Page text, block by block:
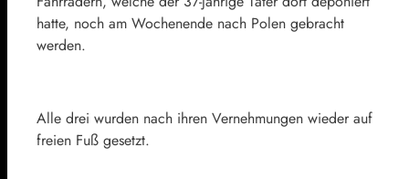
hatte, noch am Wochenende nach Polen gebracht
werden.
Alle drei wurden nach ihren Vernehmungen wieder auf
freien Fuß gesetzt.